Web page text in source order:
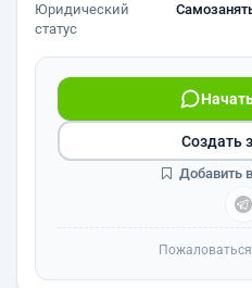
Юридический
статус
Создать
Добавить